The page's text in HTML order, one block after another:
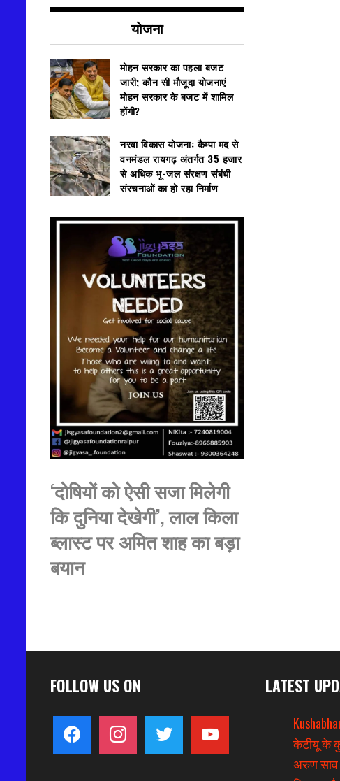
योजना
मोहन सरकार का पहला बजट
जारी; कौन सी मौजूदा योजनाएं
मोहन सरकार के बजट में शामिल
होंगी?
नरवा विकास योजना: कैम्पा मद से
वनमंडल रायगढ़ अंतर्गत 35 हजार
से अधिक भू-जल संरक्षण संबंधी
संरचनाओं का हो रहा निर्माण
‘दोषियों को ऐसी सजा मिलेगी
कि दुनिया देखेगी’, लाल किला
ब्लास्ट पर अमित शाह का बड़ा
बयान
FOLLOW US ON
facebook instagram twitter youtube
LATEST
केटीयू के
अरुण साव